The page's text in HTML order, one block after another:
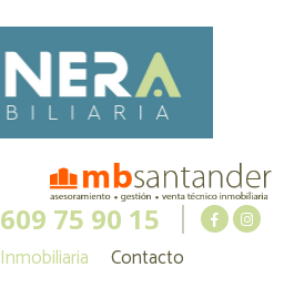
609 75 90 15
Inmobiliaria Contacto